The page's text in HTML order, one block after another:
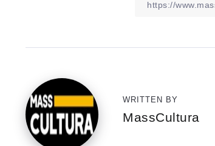
WRITTEN BY
MassCultura